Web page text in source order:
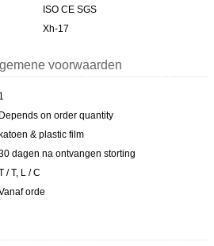
ISO CE SGS
Xh-17
voorwaarden
1
Depends on order quantity
& plastic film
dagen na ontvangen storting
/ T, L / C
orde